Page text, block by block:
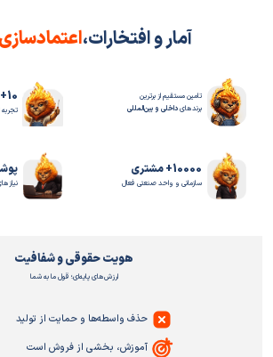
آمار و افتخارات،
تامین مستقیم از برترین
برندهایداخلی و بین‌المللی
10+ سال
تجربه
10000+ مشتری
سازمانی و واحد صنعتی فعال
پوشش
هویت حقوقی و شفافیت
ارزش‌های پایه‌ای؛ قول ما به شما
حذف واسطه‌ها و حمایت از تولید
آموزش، بخشی از فروش است